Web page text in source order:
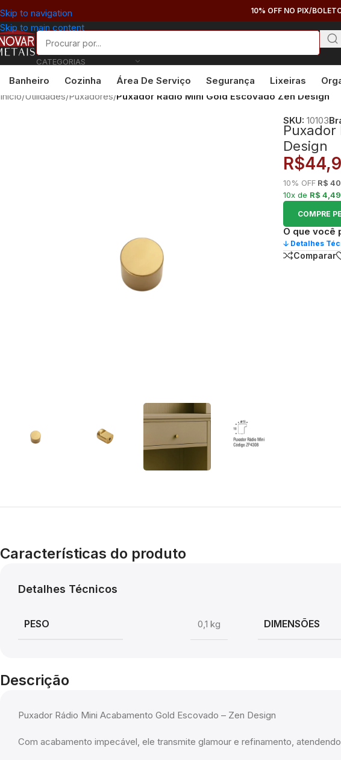
Skip to navigation
Skip to main content
10% OFF NO PIX/
CATEGORIAS
Banheiro Cozinha Área De Serviço Segurança Lixeiras
Início/Utilidades/Puxadores/Puxador Rádio Mini Gold Escovado Zen Design
SKU:10103
Puxador
Design
R$
10% OFF R$
10x de R$
COMPRE
O que você
🡣 Detalhes
Comparar
Características do produto
Detalhes Técnicos
PESO 0,1 kg DIMENSÕES
Descrição
Puxador Rádio Mini Acabamento Gold Escovado – Zen Design
Com acabamento impecável, ele transmite glamour e refinamento,